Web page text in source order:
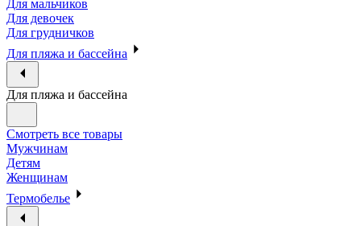
Для мальчиков
Для девочек
Для грудничков
Для пляжа и бассейна
Для пляжа и бассейна
Смотреть все товары
Мужчинам
Детям
Женщинам
Термобелье